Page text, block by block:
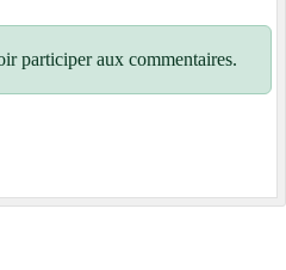
participer aux commentaires.